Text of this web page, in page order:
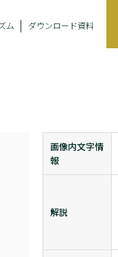
ム ダウンロード資料
画像内文字情
報
解説